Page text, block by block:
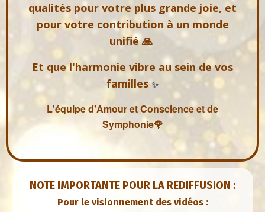
qualités pour votre plus grande joie, et
pour votre contribution à un monde
unifié 🙏
Et que l'harmonie vibre au sein de vos
familles ✨
L'équipe d'Amour et Conscience et de
Symphonie🌹
NOTE IMPORTANTE POUR LA REDIFFUSION :
Pour le visionnement des vidéos :